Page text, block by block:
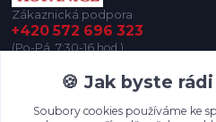
Zákaznická podpora
+420 572 696 323
(Po-Pá, 7:30-16 hod.)
🍪 Jak byste
Soubory cookies používáme ke